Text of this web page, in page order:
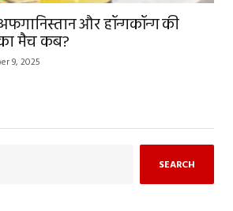
और हॉन्गकॉन्ग की
मैच कब?
9, 2025
SEARCH